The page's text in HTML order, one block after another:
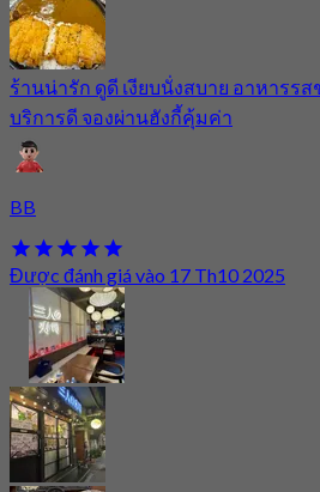
ร้านน่ารัก ดูดี เงียบนั่งสบาย อาหารร
บริการดี จองผ่านฮังกี้คุ้มค่า
BB
Được đánh giá vào 17 Th10 2025